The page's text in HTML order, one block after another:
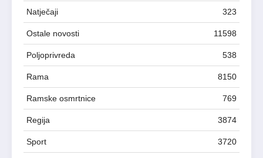
Natječaji 323
Ostale novosti 11598
Poljoprivreda 538
Rama 8150
Ramske osmrtnice 769
Regija 3874
Sport 3720